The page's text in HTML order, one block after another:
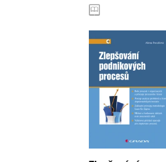
7 dní Toto je soubor
1 rok
Toto je soubor
náš web.
15 minut Tento soubor
Tento soubor
uživatel mohl
Tento soubor
analýze a